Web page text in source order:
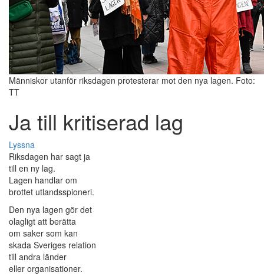
Människor utanför riksdagen protesterar mot den nya lagen. Foto:
TT
Ja till kritiserad lag
Lyssna
Riksdagen har sagt ja
till en ny lag.
Lagen handlar om
brottet utlandsspioneri.
Den nya lagen gör det
olagligt att berätta
om saker som kan
skada Sveriges relation
till andra länder
eller organisationer.